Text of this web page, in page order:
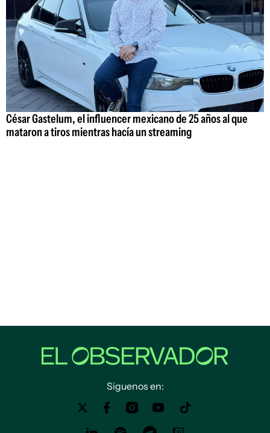
César Gastelum, el influencer mexicano de 25 años al que
mataron a tiros mientras hacía un streaming
Siguenos en: